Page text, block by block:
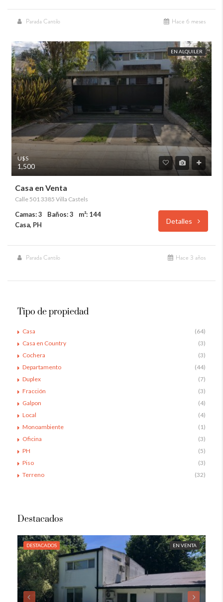
Parada Cantilo Hace 6 meses
EN ALQUILER
U$S
1,500
Casa en Venta
Calle 501 3385 Villa Castels
Camas: 3 Baños: 3
m²: 144
Casa, PH
Detalles
Parada Cantilo Hace 3 años
Tipo de propiedad
Casa
(64)
Casa en Country
(3)
Cochera
(3)
Departamento
(44)
Duplex
(7)
Fracción
(3)
Galpon
(4)
Local
(4)
Monoambiente
(1)
Oficina
(3)
PH
(5)
Piso
(3)
Terreno
(32)
Destacados
DESTACADOS EN VENTA